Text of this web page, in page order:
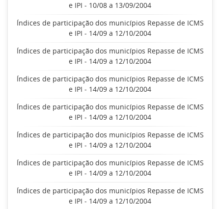
e IPI - 10/08 a 13/09/2004
Índices de participação dos municípios Repasse de ICMS
e IPI - 14/09 a 12/10/2004
Índices de participação dos municípios Repasse de ICMS
e IPI - 14/09 a 12/10/2004
Índices de participação dos municípios Repasse de ICMS
e IPI - 14/09 a 12/10/2004
Índices de participação dos municípios Repasse de ICMS
e IPI - 14/09 a 12/10/2004
Índices de participação dos municípios Repasse de ICMS
e IPI - 14/09 a 12/10/2004
Índices de participação dos municípios Repasse de ICMS
e IPI - 14/09 a 12/10/2004
Índices de participação dos municípios Repasse de ICMS
e IPI - 14/09 a 12/10/2004